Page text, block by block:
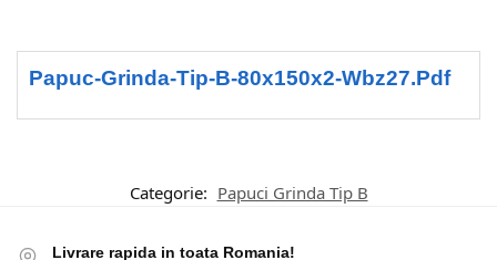
Papuc-Grinda-Tip-B-80x150x2-Wbz27.pdf
Categorie: Papuci Grinda Tip B
Livrare rapida in toata Romania!